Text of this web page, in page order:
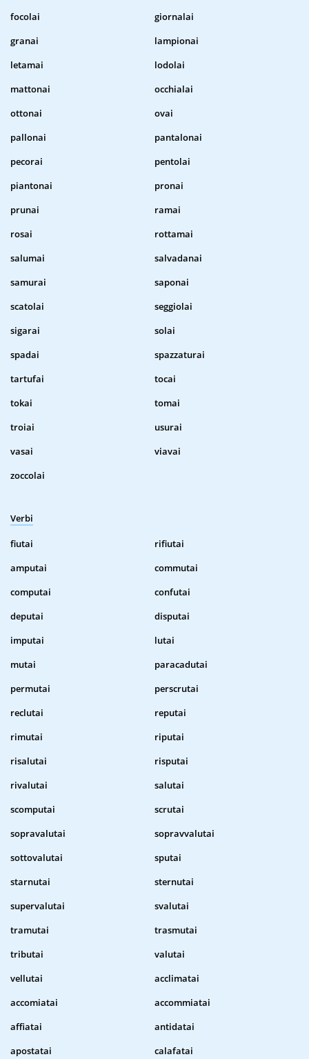
focolai
giornalai
granai
lampionai
letamai
lodolai
mattonai
occhialai
ottonai
ovai
pallonai
pantalonai
pecorai
pentolai
piantonai
pronai
prunai
ramai
rosai
rottamai
salumai
salvadanai
samurai
saponai
scatolai
seggiolai
sigarai
solai
spadai
spazzaturai
tartufai
tocai
tokai
tomai
troiai
usurai
vasai
viavai
zoccolai
Verbi
fiutai
rifiutai
amputai
commutai
computai
confutai
deputai
disputai
imputai
lutai
mutai
paracadutai
permutai
perscrutai
reclutai
reputai
rimutai
riputai
risalutai
risputai
rivalutai
salutai
scomputai
scrutai
sopravalutai
sopravvalutai
sottovalutai
sputai
starnutai
sternutai
supervalutai
svalutai
tramutai
trasmutai
tributai
valutai
vellutai
acclimatai
accomiatai
accommiatai
affiatai
antidatai
apostatai
calafatai